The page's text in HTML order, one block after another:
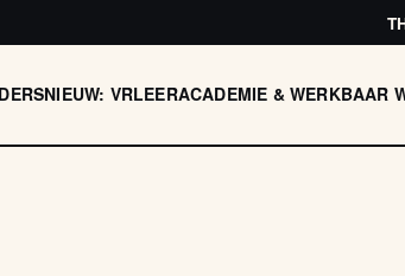
NIEUW: VRLEERACADEMIE & WERKBAAR